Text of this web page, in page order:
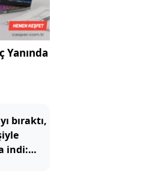
Yanında
bıraktı,
indi: